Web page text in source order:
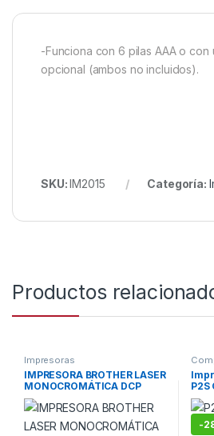
-Funciona con 6 pilas AAA o
opcional (ambos no incluidos).
SKU:IM2015 Categoría:
Productos
Impresoras
IMPRESORA BROTHER LASER
MONOCROMÁTICA DCP
DCPL2640DW 3 EN 1 2.4GHZ
/ 5GHZ ETHERNET / USB
CON IMPRESION DUPLEX Y
MÓVIL NEGRO
P2S
-